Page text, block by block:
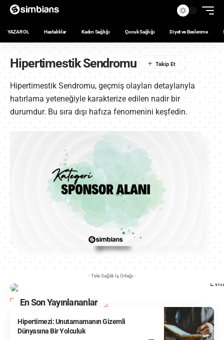
YAZAR OL Hastalıklar Kadın Sağlığı Çocuk Sağlığı Diyet ve Beslenme
Hipertimestik Sendromu
Hipertimestik Sendromu, geçmiş olayları detaylarıyla
hatırlama yeteneğiyle karakterize edilen nadir bir
durumdur. Bu sıra dışı hafıza fenomenini keşfedin.
- Tele Sağlık İş Ortağı -
En Son Yayınlananlar
Hipertimezi: Unutamamanın Gizemli
Dünyasına Bir Yolculuk